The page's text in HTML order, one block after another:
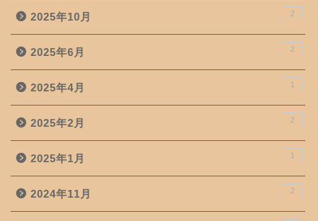
2025年10月 2
2025年6月 2
2025年4月 1
2025年2月 2
2025年1月 1
2024年11月 2